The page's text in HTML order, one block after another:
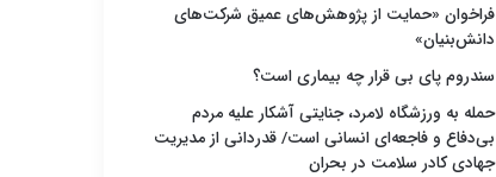
فراخوان «حمایت از پژوهش‌های عمیق شرکت‌های
دانش‌بنیان»
سندروم پای بی قرار چه بیماری است؟
حمله به ورزشگاه لامرد، جنایتی آشکار علیه مردم
بی‌دفاع و فاجعه‌ای انسانی است/ قدردانی از مدیریت
جهادی کادر سلامت در بحران